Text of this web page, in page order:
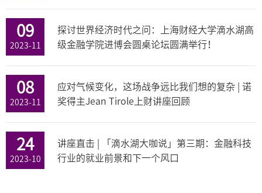
09
2023-11
探讨世界经济时代之问：上海财经大学滴水湖高
级金融学院进博会圆桌论坛圆满举行！
08
2023-11
应对气候变化，这场战争远比我们想的复杂 | 诺
奖得主Jean Tirole上财讲座回顾
24
2023-10
讲座直击 | 「滴水湖大咖说」第三期：金融科技
行业的就业前景和下一个风口